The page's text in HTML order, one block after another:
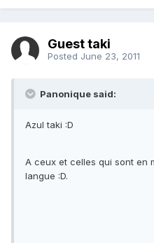
Guest taki
Posted June 23, 2011
Panonique said:
Azul taki :D
A ceux et celles qui sont en
langue :D.